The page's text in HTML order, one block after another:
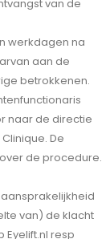
van de
werkdagen na
aan de
betrokkenen.
naar de directie
De
de procedure.
van) de klacht
Eyelift.nl resp